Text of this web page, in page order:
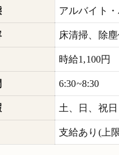
アルバイト・
床清掃、除
時給1,100円
6:30~8:30
土、日、祝日
支給あり(上